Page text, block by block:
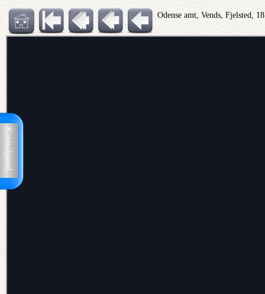
Kontrolpanel
Odense amt, Vends, Fjelsted,